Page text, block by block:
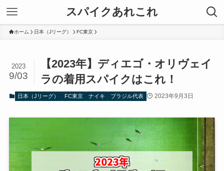
スパイクあれこれ
ホーム 日本（Jリーグ） FC東京
【2023年】ディエゴ・オリヴェイ
ラの着用スパイクはこれ！
2023
9/03
日本（Jリーグ） FC東京 ナイキ ブラジル代表 2023年9月3日